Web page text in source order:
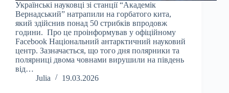
Українські науковці зі станції “Академік
Вернадський” натрапили на горбатого кита,
який здійснив понад 50 стрибків впродовж
години. Про це проінформував у офіційному
Facebook Національний антарктичний науковий
центр. Зазначається, що того дня полярники та
полярниці двома човнами вирушили на південь
від…
Julia
19.03.2026